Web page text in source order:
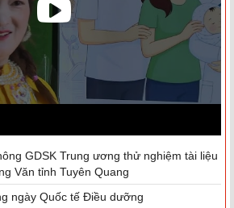
GDSK Trung ương thử nghiệm tài liệu
Văn tỉnh Tuyên Quang
ngày Quốc tế Điều dưỡng